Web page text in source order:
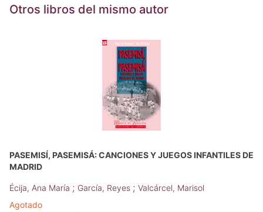
Otros libros del mismo autor
PASEMISÍ, PASEMISÁ: CANCIONES Y JUEGOS INFANTILES DE
MADRID
Écija, Ana María ; García, Reyes ; Valcárcel, Marisol
Agotado